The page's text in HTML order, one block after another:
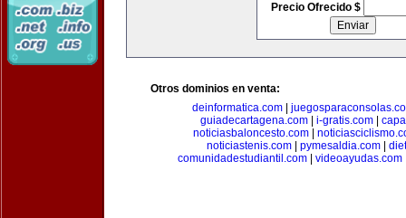
Precio Ofrecido $
Otros dominios en venta:
deinformatica.com
guiadecartagena.com| i-gratis.com|
noticiasbaloncesto.com
noticiastenis.com
pymesaldia.com
comunidadestudiantil.com| videoayudas.com